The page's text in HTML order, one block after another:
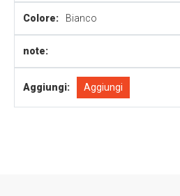
Colore: Bianco
note:
Aggiungi: Aggiungi